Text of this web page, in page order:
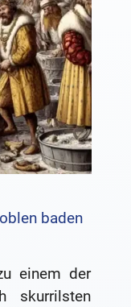
baden
einem der
skurrilsten